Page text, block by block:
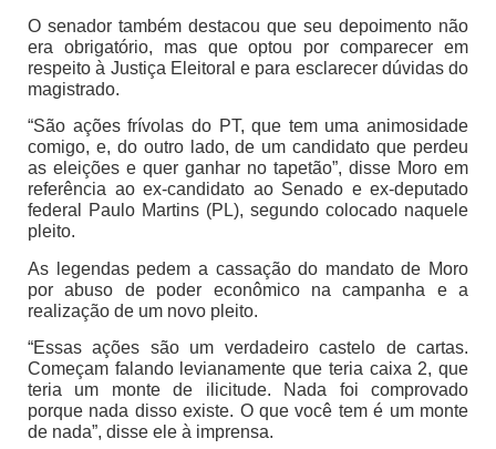
O senador também destacou que seu depoimento não
era obrigatório, mas que optou por comparecer em
respeito à Justiça Eleitoral e para esclarecer dúvidas do
magistrado.
“São ações frívolas do PT, que tem uma animosidade
comigo, e, do outro lado, de um candidato que perdeu
as eleições e quer ganhar no tapetão”, disse Moro em
referência ao ex-candidato ao Senado e ex-deputado
federal Paulo Martins (PL), segundo colocado naquele
pleito.
As legendas pedem a cassação do mandato de Moro
por abuso de poder econômico na campanha e a
realização de um novo pleito.
“Essas ações são um verdadeiro castelo de cartas.
Começam falando levianamente que teria caixa 2, que
teria um monte de ilicitude. Nada foi comprovado
porque nada disso existe. O que você tem é um monte
de nada”, disse ele à imprensa.